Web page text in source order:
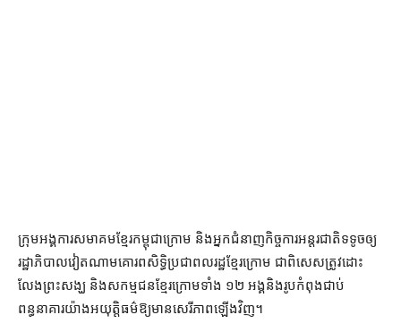
ក្រុម​អង្គការ​សមាគម​ខ្មែរ​កម្ពុជា​ក្រោម និង​អ្នកជំនាញ​កិច្ចការ​អន្តរជាតិ​ទទូច​ឲ្យ​
រដ្ឋាភិបាល​វៀតណាម​គោរព​សិទ្ធិ​ប្រជា​ពលរដ្ឋ​ខ្មែរ​ក្រោម ជាពិសេស​ត្រូវ​ដោះ
លែង​ព្រះសង្ឃ និង​សកម្មជន​ខ្មែរក្រោម​ទាំង ១២ អង្គ​និង​រូប​កំពុង​ជាប់
ពន្ធនាគារ​យ៉ាង​អយុត្តិធម៌​ឱ្យ​មាន​សេរីភាព​ឡើងវិញ។